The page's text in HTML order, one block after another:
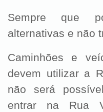
Sempre que
alternativas e não
Caminhões e
devem utilizar a
não será
entrar na Rua